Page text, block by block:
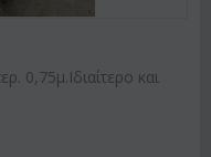
0,75μ.Ιδιαίτερο και